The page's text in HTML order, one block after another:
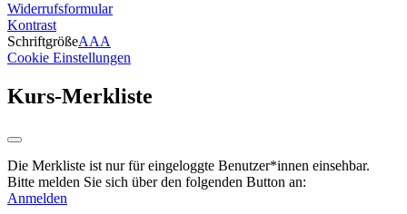
Widerrufsformular
Kontrast
SchriftgrößeAAA
Cookie Einstellungen
Kurs-Merkliste
Die Merkliste ist nur für eingeloggte Benutzer*innen einsehbar.
Bitte melden Sie sich über den folgenden Button an:
Anmelden